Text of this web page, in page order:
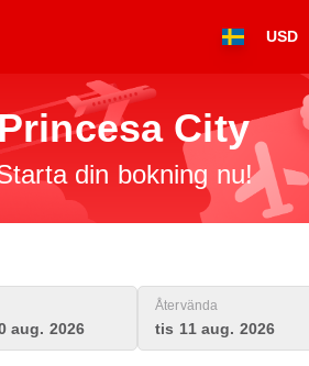
USD
City
din bokning nu!
aug. 2026
Återvända
tis 11 aug. 2026